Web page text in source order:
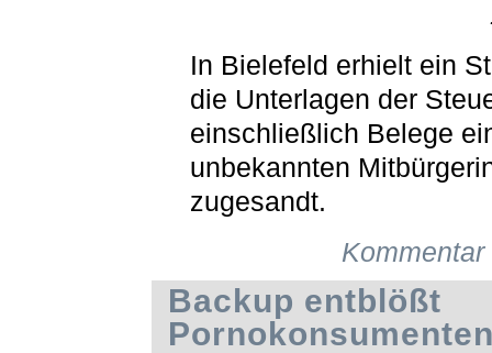
In Bielefeld erhielt ein
die Unterlagen der
einschließlich Belege
unbekannten
zugesandt.
Backup entblößt